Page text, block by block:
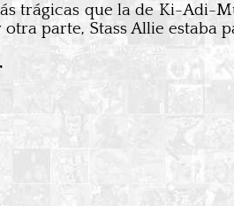
trágicas que la de Ki-Adi-
parte, Stass Allie estaba